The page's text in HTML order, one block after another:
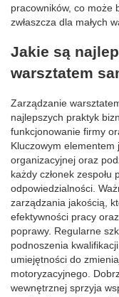
pracowników, co może
zwłaszcza dla małych
Jakie są
warsztatem
Zarządzanie
najlepszych praktyk
funkcjonowanie firmy
Kluczowym
organizacyjnej oraz
każdy członek
odpowiedzialności.
zarządzania jakością,
efektywności pracy
poprawy. Regularne
podnoszenia
umiejętności do
motoryzacyjnego.
wewnętrznej sprzyja